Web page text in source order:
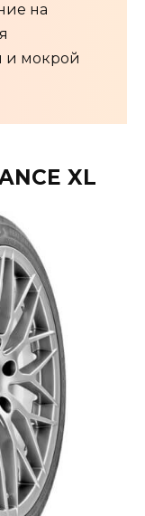
на
и мокрой
XL